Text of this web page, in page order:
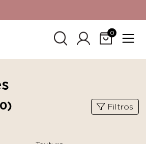
SkinCeuticals.
0
) Filtros